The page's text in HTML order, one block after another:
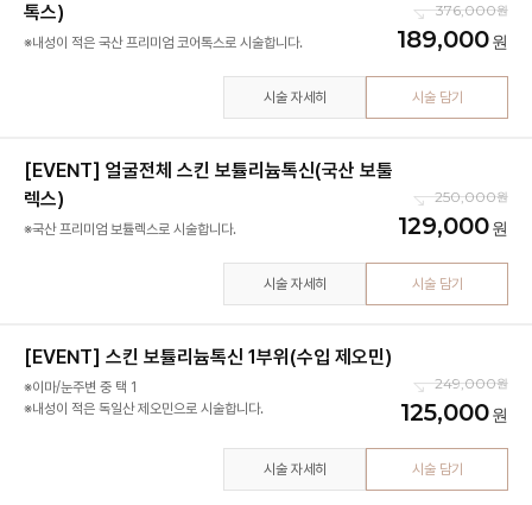
톡스)
※내성이 적은 국산 프리미엄 코어톡스로 시술합니다.
376,000
189,000
시술 자세히 시술 담기
[EVENT] 얼굴전체 스킨 보튤리늄톡신(국산 보툴
렉스)
※국산 프리미엄 보튤렉스로 시술합니다.
250,000
129,000
시술 자세히 시술 담기
[EVENT] 스킨 보튤리늄톡신 1부위(수입 제오민)
※이마/눈주변 중 택 1
※내성이 적은 독일산 제오민으로 시술합니다.
249,000
125,000
시술 자세히 시술 담기